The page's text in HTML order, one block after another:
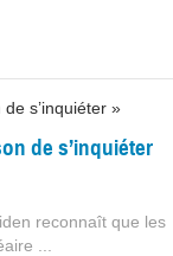
de s’inquiéter
reconnaît que les
...